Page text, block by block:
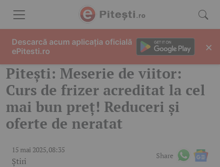
Pitești: Meserie de viitor:
Curs de frizer acreditat la cel
mai bun preț! Reduceri și
oferte de neratat
15 mai 2025, 08:35
Știri
Share
Descarcă acum aplicația oficială
ePitesti.ro
×